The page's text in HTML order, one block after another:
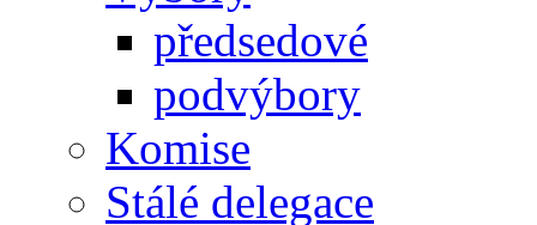
předsedové
podvýbory
Komise
Stálé delegace